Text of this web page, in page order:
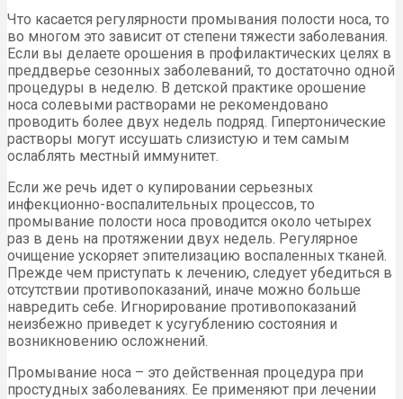
Что касается регулярности промывания полости носа, то
во многом это зависит от степени тяжести заболевания.
Если вы делаете орошения в профилактических целях в
преддверье сезонных заболеваний, то достаточно одной
процедуры в неделю. В детской практике орошение
носа солевыми растворами не рекомендовано
проводить более двух недель подряд. Гипертонические
растворы могут иссушать слизистую и тем самым
ослаблять местный иммунитет.
Если же речь идет о купировании серьезных
инфекционно-воспалительных процессов, то
промывание полости носа проводится около четырех
раз в день на протяжении двух недель. Регулярное
очищение ускоряет эпителизацию воспаленных тканей.
Прежде чем приступать к лечению, следует убедиться в
отсутствии противопоказаний, иначе можно больше
навредить себе. Игнорирование противопоказаний
неизбежно приведет к усугублению состояния и
возникновению осложнений.
Промывание носа – это действенная процедура при
простудных заболеваниях. Ее применяют при лечении